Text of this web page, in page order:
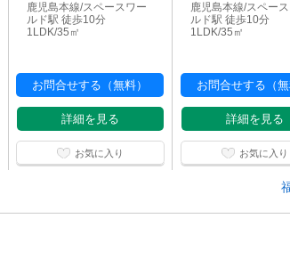
鹿児島本線/スペースワー
ルド駅 徒歩10分
1LDK/35㎡
お問合せする（無料）
詳細を見る
お気に入り
鹿児島本線/スペー
ルド駅 徒歩10分
1LDK/35㎡
お問合せする（
詳細を見る
お気に入り